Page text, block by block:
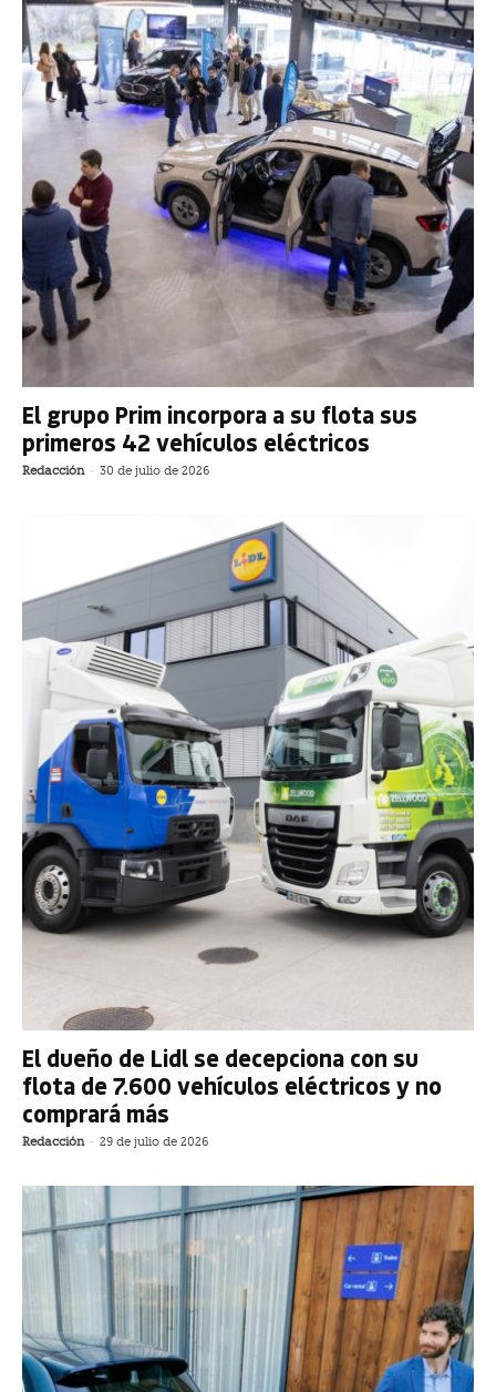
El grupo Prim incorpora a su flota sus
primeros 42 vehículos eléctricos
Redacción - 30 de julio de 2026
El dueño de Lidl se decepciona con su
flota de 7.600 vehículos eléctricos y no
comprará más
Redacción - 29 de julio de 2026